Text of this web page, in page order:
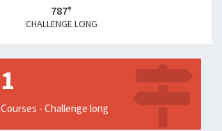
787°
CHALLENGE LONG
1
Courses - Challenge long